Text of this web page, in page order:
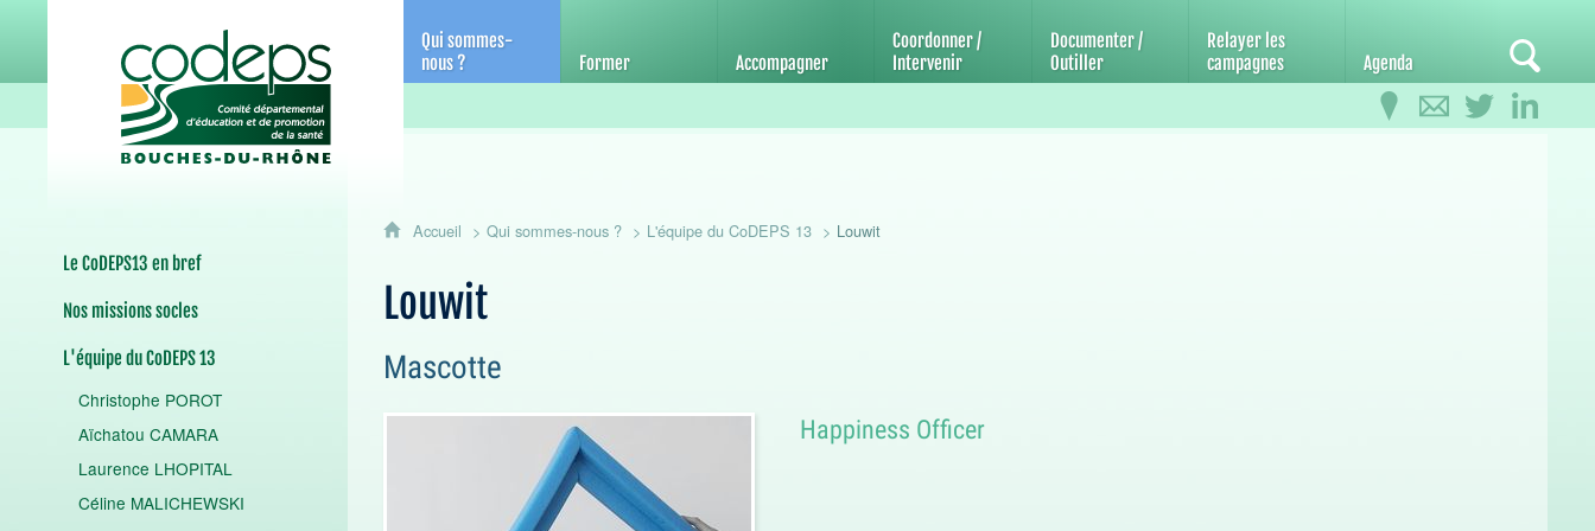
Qui sommes-
nous ?
Former Accompagner
Coordonner /
Intervenir
Documenter /
Outiller
Relayer les
campagnes
Agenda
Le CoDEPS13 en bref
Nos missions socles
L'équipe du CoDEPS 13
Christophe POROT
Aïchatou CAMARA
Laurence LHOPITAL
Céline MALICHEWSKI
Accueil Qui sommes-nous ? L'équipe du CoDEPS 13 Louwit
Louwit
Mascotte
Happiness Officer